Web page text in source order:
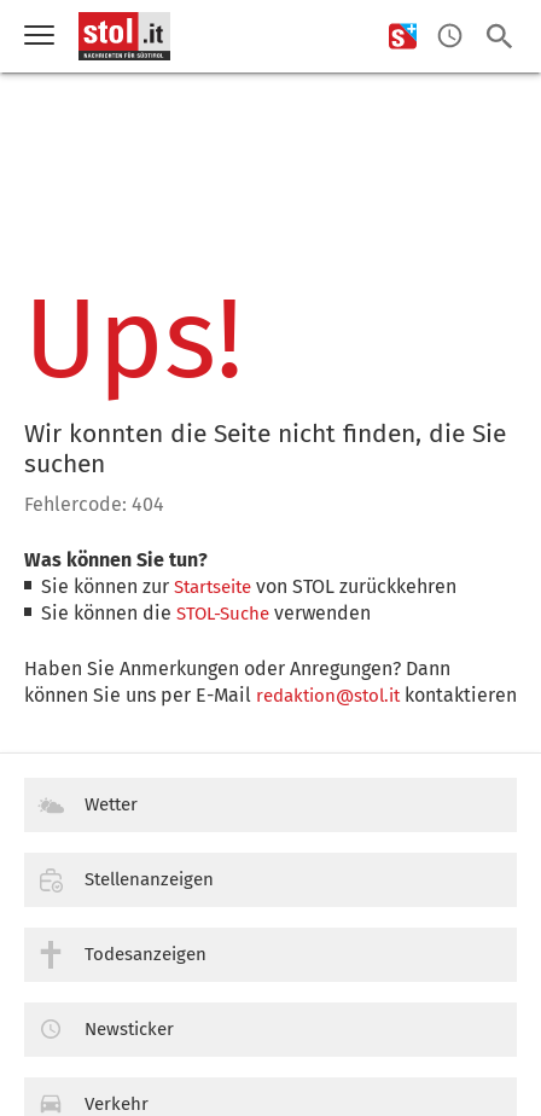
Ups!
Wir konnten die Seite nicht finden, die Sie
suchen
Fehlercode: 404
Was können Sie tun?
Sie können zurStartseite von STOL zurückkehren
Sie können dieSTOL-Suche verwenden
Haben Sie Anmerkungen oder Anregungen? Dann
können Sie uns per E-Mail redaktion@stol.itkontaktieren
Wetter
Stellenanzeigen
Todesanzeigen
Newsticker
Verkehr